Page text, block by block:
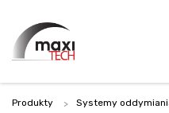
Produkty
Systemy